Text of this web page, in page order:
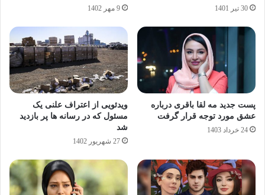
30 تیر 1401 9 مهر 1402
پست جدید مه لقا باقری درباره
عشق مورد توجه قرار گرفت
24 خرداد 1403
ویدئویی از اعتراف علنی یک
مسئول که در رسانه ها پر بازدید
شد
27 شهریور 1402